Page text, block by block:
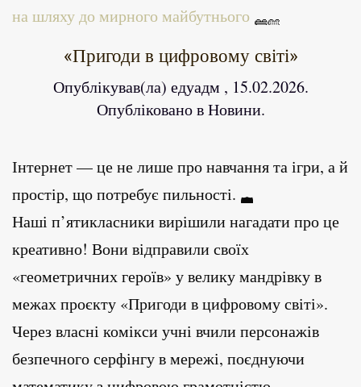
на шляху до мирного майбутнього
«Пригоди в цифровому світі»
Опублікував(ла) едуадм , 15.02.2026.
Опубліковано вНовини.
Інтернет — це не лише про навчання та ігри, а й
простір, що потребує пильності.
Наші п’ятикласники вирішили нагадати про це
креативно! Вони відправили своїх
«геометричних героїв» у велику мандрівку в
межах проєкту «Пригоди в цифровому світі».
Через власні комікси учні вчили персонажів
безпечного серфінгу в мережі, поєднуючи